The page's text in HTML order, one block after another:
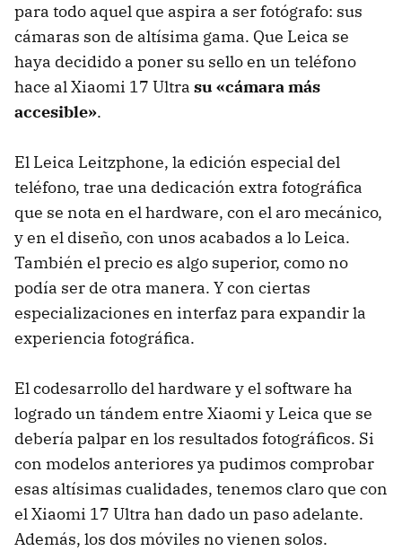
para todo aquel que aspira a ser fotógrafo: sus
cámaras son de altísima gama. Que Leica se
haya decidido a poner su sello en un teléfono
hace al Xiaomi 17 Ultra su «cámara más
accesible».
El Leica Leitzphone, la edición especial del
teléfono, trae una dedicación extra fotográfica
que se nota en el hardware, con el aro mecánico,
y en el diseño, con unos acabados a lo Leica.
También el precio es algo superior, como no
podía ser de otra manera. Y con ciertas
especializaciones en interfaz para expandir la
experiencia fotográfica.
El codesarrollo del hardware y el software ha
logrado un tándem entre Xiaomi y Leica que se
debería palpar en los resultados fotográficos. Si
con modelos anteriores ya pudimos comprobar
esas altísimas cualidades, tenemos claro que con
el Xiaomi 17 Ultra han dado un paso adelante.
Además, los dos móviles no vienen solos.